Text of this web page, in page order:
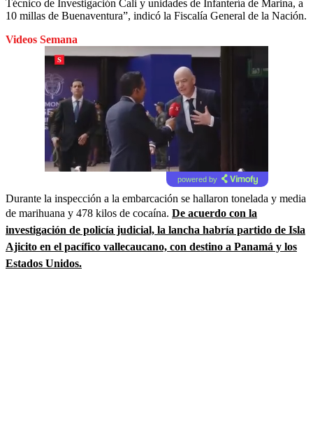
Técnico de Investigación Cali y unidades de Infantería de Marina, a
10 millas de Buenaventura”, indicó la Fiscalía General de la Nación.
Videos Semana
powered by
Durante la inspección a la embarcación se hallaron tonelada y media
de marihuana y 478 kilos de cocaína. De acuerdo con la
investigación de policía judicial, la lancha habría partido de Isla
Ajicito en el pacífico vallecaucano, con destino a Panamá y los
Estados Unidos.